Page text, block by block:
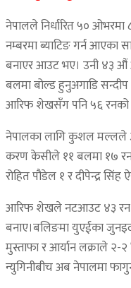
नेपालले निर्धारित ५०
नम्बरमा ब्याटिङ गर्न
बनाएर आउट भए। उनी ४३ औं
बलमा बोल्ड हुनुअगाडि
आरिफ शेखसँग पनि ५६ रनको
नेपालका लागि कुशल मल्लले
करण केसीले ११ बलमा १७ रन
रोहित पौडेल १ र दीपेन्द्र सिंह
आरिफ शेखले नटआउट ४३ रन
बनाए।बलिङमा युएईका
मुस्ताफा र आर्यान लक्राले २-
न्युगिनीबीच अब नेपालमा